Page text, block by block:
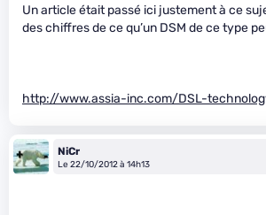
Un article était passé ici justement à ce
des chiffres de ce qu’un DSM de ce type
http://www.assia-inc.com/DSL-
NiCr
Le 22/10/2012 à 14h13